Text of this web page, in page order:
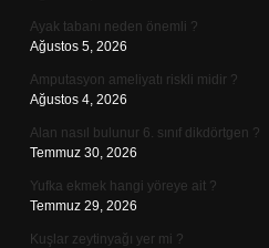
Ayak tabanı neden önemli ?
Ağustos 5, 2026
Amputasyon ameliyatı riskli midir ?
Ağustos 4, 2026
Alan nasıl bulunur 6. sınıf dikdörtgen ?
Temmuz 30, 2026
Yufka ekmek hangi yöreye ait ?
Temmuz 29, 2026
Kuşlar zeytinyağı yer mi ?